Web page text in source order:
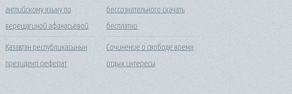
английскому языку по
верещагиной афанасьевой
Қазақстан республикасының
президенті реферат
бессознательного скачать
бесплатно
Сочинение о свободе время
отдых интересы